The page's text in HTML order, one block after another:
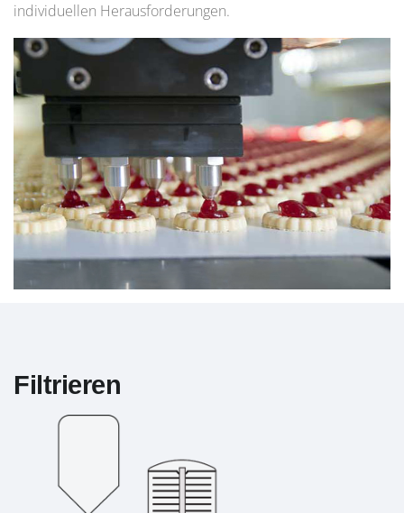
individuellen Herausforderungen.
Filtrieren